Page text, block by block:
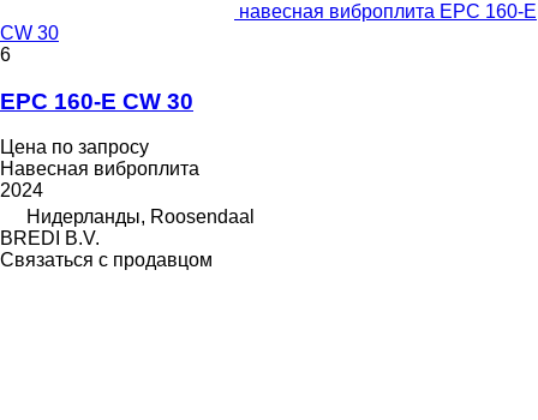
навесная виброплита EPC 160-E
CW 30
6
EPC 160-E CW 30
Цена по запросу
Навесная виброплита
2024
Нидерланды, Roosendaal
BREDI B.V.
Связаться с продавцом